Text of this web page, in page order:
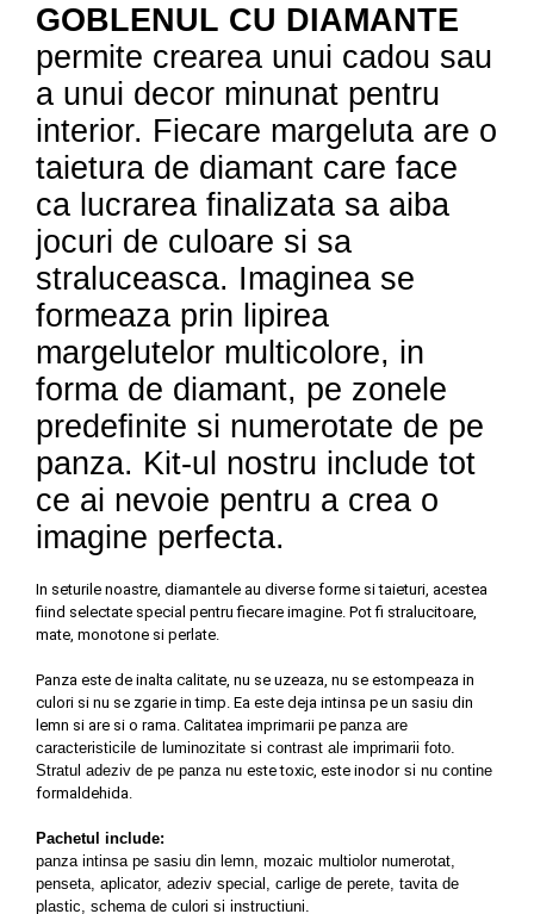
GOBLENUL CU DIAMANTE
permite crearea unui cadou sau
a unui decor minunat pentru
interior. Fiecare margeluta are o
taietura de diamant care face
ca lucrarea finalizata sa aiba
jocuri de culoare si sa
straluceasca. Imaginea se
formeaza prin lipirea
margelutelor multicolore, in
forma de diamant, pe zonele
predeﬁnite si numerotate de pe
panza. Kit-ul nostru include tot
ce ai nevoie pentru a crea o
imagine perfecta.
In seturile noastre, diamantele au diverse forme si taieturi, acestea
fiind selectate special pentru fiecare imagine. Pot fi stralucitoare,
mate, monotone si perlate.
Panza este de inalta calitate, nu se uzeaza, nu se estompeaza in
culori si nu se zgarie in timp. Ea este deja intinsa pe un sasiu din
lemn si are si o rama. Calitatea imprimarii pe panza are
caracteristicile de luminozitate si contrast ale imprimarii foto.
Stratul adeziv de pe panza nu este toxic, este inodorsi nu contine
formaldehida.
Pachetul include:
panza intinsa pe sasiu din lemn, mozaic multiolor numerotat,
penseta, aplicator, adeziv special, carlige de perete, tavita de
plastic, schema de culori si instructiuni.